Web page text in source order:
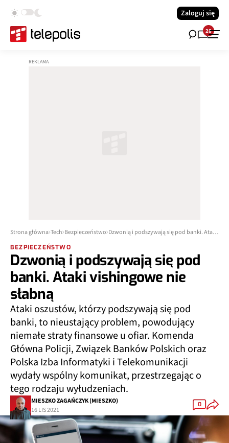
Zaloguj się
28
Strona główna Tech Bezpieczeństwo Dzwonią i podszywają się pod banki. Ataki vishingowe nie słabną
BEZPIECZEŃSTWO
Dzwonią i podszywają się pod
banki. Ataki vishingowe nie
słabną
Ataki oszustów, którzy podszywają się pod
banki, to nieustający problem, powodujący
niemałe straty finansowe u ofiar. Komenda
Główna Policji, Związek Banków Polskich oraz
Polska Izba Informatyki i Telekomunikacji
wydały wspólny komunikat, przestrzegając o
tego rodzaju wyłudzeniach.
MIESZKO ZAGAŃCZYK (MIESZKO)
16 LIS 2021
0